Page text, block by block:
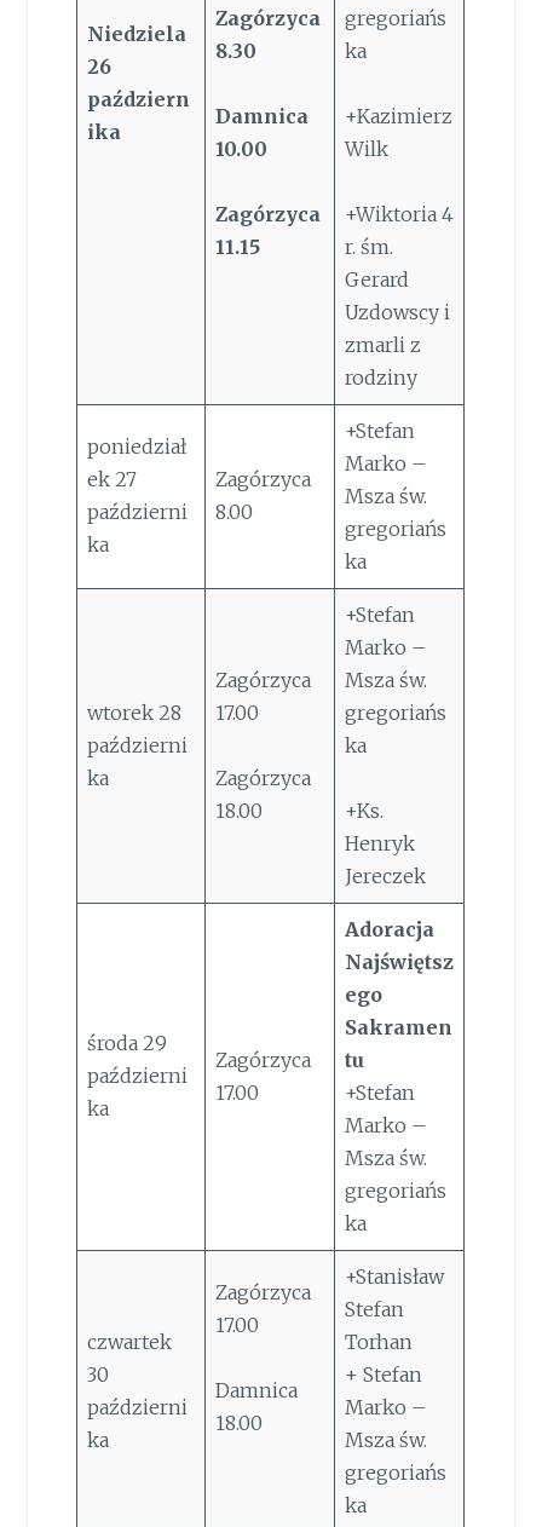
Niedziela
26
październ
ika
Zagórzyca
8.30
Damnica
10.00
Zagórzyca
11.15
gregoriańs
ka
+Kazimierz
Wilk
+Wiktoria 4
r. śm.
Gerard
Uzdowscy i
zmarli z
rodziny
poniedział
ek 27
październi
ka
Zagórzyca
8.00
+Stefan
Marko –
Msza św.
gregoriańs
ka
wtorek 28
październi
ka
Zagórzyca
17.00
Zagórzyca
18.00
+Stefan
Marko –
Msza św.
gregoriańs
ka
+Ks.
Henryk
Jereczek
środa 29
październi
ka
Zagórzyca
17.00
Adoracja
Najświętsz
ego
Sakramen
tu
+Stefan
Marko –
Msza św.
gregoriańs
ka
czwartek
30
październi
ka
Zagórzyca
17.00
Damnica
18.00
+Stanisław
Stefan
Torhan
+ Stefan
Marko –
Msza św.
gregoriańs
ka